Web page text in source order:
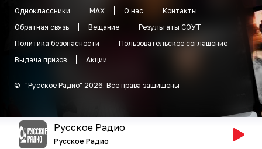
Одноклассники
MAX О нас
Контакты
Обратная связь
Вещание
Результаты СОУТ
Политика безопасности
Пользовательское соглашение
Выдача призов
Акции
© "Русское Радио" 2026. Все права защищены
Русское Радио
Русское Радио